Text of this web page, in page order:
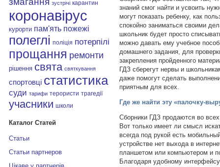
зустрічі карантин
коронавірус
курорти пам'ять пожежі
полеглі поліція потерпілі
прощання ремонти
рішення свята святкування
спортовці статистика
суди тарифи терористи трагедії
учасники школи
Каталог Статей
Статьи
Статьи партнеров
знаний смог найти и усвоить
могут показать ребенку, как
спокойно заниматься своими
школьник будет просто
можно давать ему учебное
домашнего задания, для
закрепления пройденного
ГДЗ сберегут нервы и
даже помогут сделать
приятным для всех.
Где же найти эту «палочку-
Сборники ГДЗ продаются во
Вот только имеет ли смысл
всегда под рукой есть
устройстве нет выхода в
планшетом или компьютером и
Благодаря удобному